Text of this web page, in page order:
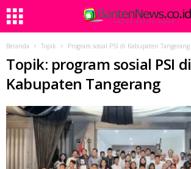
Beranda Topik Program sosial PSI di Kabupaten Tangerang
Topik: program sosial PSI di
Kabupaten Tangerang